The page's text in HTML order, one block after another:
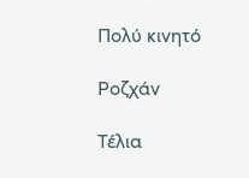
Πολύ κινητό
Ροζχάν
Τέλια